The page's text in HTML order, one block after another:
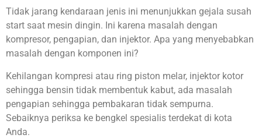
Tidak jarang kendaraan jenis ini menunjukkan gejala susah
start saat mesin dingin. Ini karena masalah dengan
kompresor, pengapian, dan injektor. Apa yang menyebabkan
masalah dengan komponen ini?
Kehilangan kompresi atau ring piston melar, injektor kotor
sehingga bensin tidak membentuk kabut, ada masalah
pengapian sehingga pembakaran tidak sempurna.
Sebaiknya periksa ke bengkel spesialis terdekat di kota
Anda.